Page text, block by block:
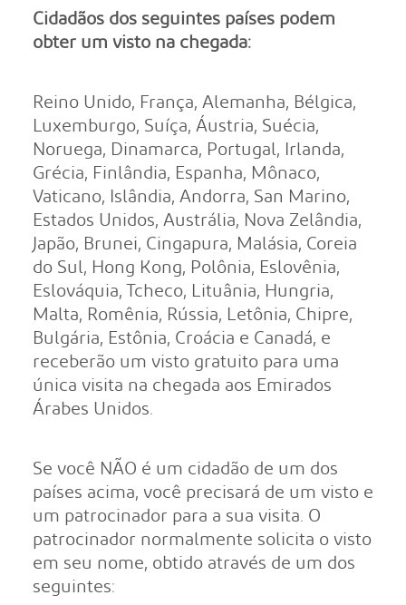
Cidadãos dos seguintes países podem
obter um visto na chegada:
Reino Unido, França, Alemanha, Bélgica,
Luxemburgo, Suíça, Áustria, Suécia,
Noruega, Dinamarca, Portugal, Irlanda,
Grécia, Finlândia, Espanha, Mônaco,
Vaticano, Islândia, Andorra, San Marino,
Estados Unidos, Austrália, Nova Zelândia,
Japão, Brunei, Cingapura, Malásia, Coreia
do Sul, Hong Kong, Polônia, Eslovênia,
Eslováquia, Tcheco, Lituânia, Hungria,
Malta, Romênia, Rússia, Letônia, Chipre,
Bulgária, Estônia, Croácia e Canadá, e
receberão um visto gratuito para uma
única visita na chegada aos Emirados
Árabes Unidos.
Se você NÃO é um cidadão de um dos
países acima, você precisará de um visto e
um patrocinador para a sua visita. O
patrocinador normalmente solicita o visto
em seu nome, obtido através de um dos
seguintes: